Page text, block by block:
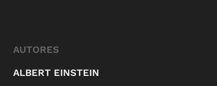
AUTORES
ALBERT EINSTEIN